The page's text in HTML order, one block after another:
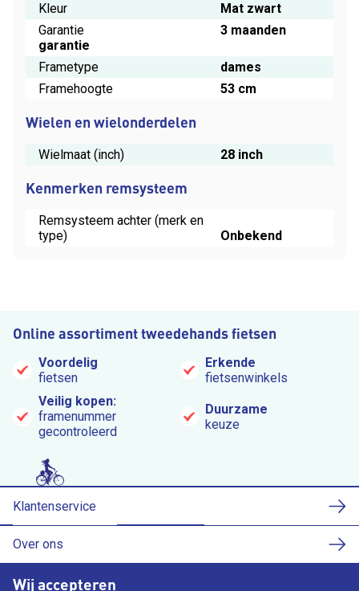
Kleur
Mat zwart
Garantie
3 maanden
garantie
Frametype
dames
Framehoogte
53 cm
Wielen en wielonderdelen
Wielmaat (inch) 28 inch
Kenmerken remsysteem
Remsysteem achter (merk en
type)
Onbekend
Online assortiment tweedehands fietsen
Voordelig
fietsen
Erkende
fietsenwinkels
Veilig kopen:
framenummer
gecontroleerd
Duurzame
keuze
Klantenservice
Over ons
Wij accepteren